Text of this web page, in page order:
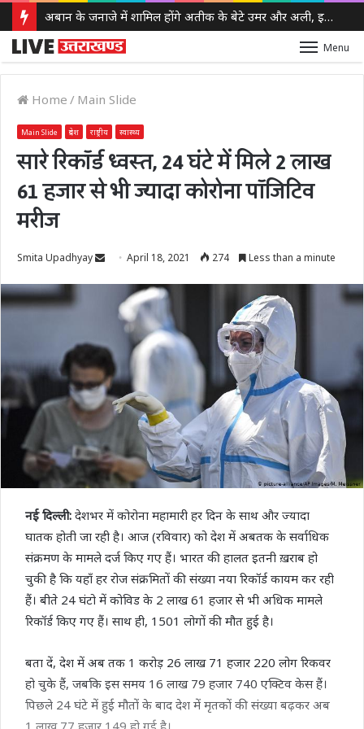
अबान के जनाजे में शामिल होंगे अतीक के बेटे उमर और अली, इलाहाबाद हाईकोर्ट ने दी पैरोल
Menu
Home / Main Slide
Main Slide प्रदेश राष्ट्रीय स्वास्थ्य
सारे रिकॉर्ड ध्वस्त, 24 घंटे में मिले 2 लाख
61 हजार से भी ज्यादा कोरोना पॉजिटिव
मरीज
Smita Upadhyay
Send
email
April 18, 2021 274 Less than a minute
नई दिल्ली: देशभर में कोरोना महामारी हर दिन के साथ और ज्यादा
घातक होती जा रही है। आज (रविवार) को देश में अबतक के सर्वाधिक
संक्रमण के मामले दर्ज किए गए हैं। भारत की हालत इतनी ख़राब हो
चुकी है कि यहाँ हर रोज संक्रमितों की संख्या नया रिकॉर्ड कायम कर रही
हैं। बीते 24 घंटो में कोविड के 2 लाख 61 हजार से भी अधिक मामले
रिकॉर्ड किए गए हैं। साथ ही, 1501 लोगों की मौत हुई है।
बता दें, देश में अब तक 1 करोड़ 26 लाख 71 हजार 220 लोग रिकवर
हो चुके हैं, जबकि इस समय 16 लाख 79 हजार 740 एक्टिव केस हैं।
पिछले 24 घंटे में हुई मौतों के बाद देश में मृतकों की संख्या बढ़कर अब
1 लाख 77 हजार 149 हो गई है।